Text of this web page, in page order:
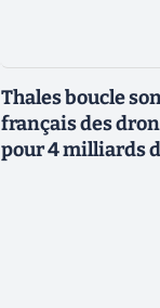
Thales boucle
français des
pour 4 milliards